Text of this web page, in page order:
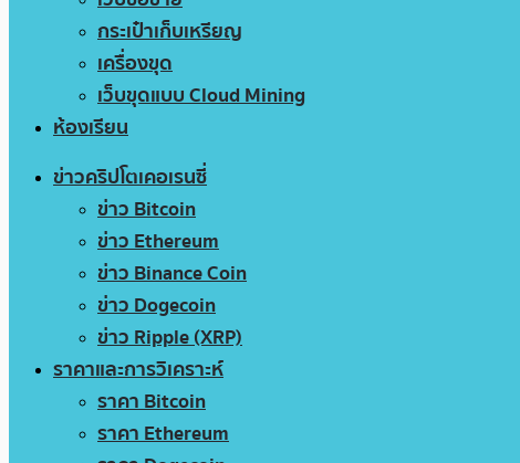
กระเป๋าเก็บเหรียญ
เครื่องขุด
เว็บขุดแบบ Cloud Mining
ห้องเรียน
ข่าวคริปโตเคอเรนซี่
ข่าว Bitcoin
ข่าว Ethereum
ข่าว Binance Coin
ข่าว Dogecoin
ข่าว Ripple (XRP)
ราคาและการวิเคราะห์
ราคา Bitcoin
ราคา Ethereum